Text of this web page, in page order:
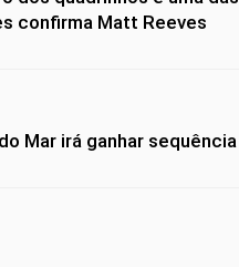
confirma Matt Reeves
Mar irá ganhar sequência